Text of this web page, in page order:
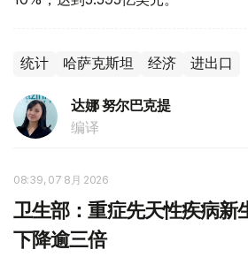
统计 哈萨克斯坦 经济 进出口
达娜 努尔巴克提
编译
08:39, 07 8月 2026
卫生部：重症先天性疾病新
下降逾三倍